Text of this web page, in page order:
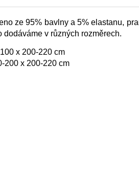
ze 95% bavlny a 5% elastanu,
v různých rozměrech.
x 200-220 cm
200 x 200-220 cm